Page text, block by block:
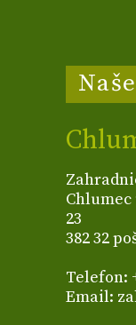
Chlumec
23
382 32
Telefon:
Email: